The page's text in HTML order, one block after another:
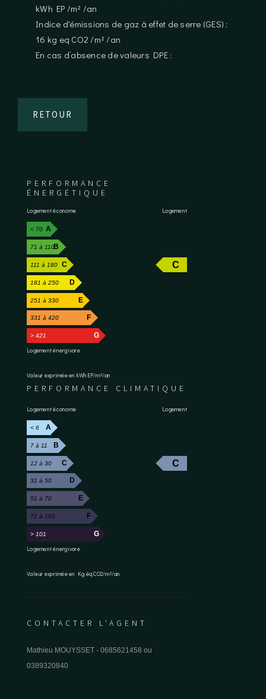
kWh EP /m² /an
Indice d'émissions de gaz à effet de serre (GES) :
16 kg eq CO2 /m² /an
En cas d’absence de valeurs DPE :
RETOUR
PERFORMANCE
ÉNERGÉTIQUE
Logement économe Logement
< 70 A
71 à 110B
111 à 180 C C
181 à 250 D
251 à 330 E
331 à 420 F
> 421 G
Logement énergivore
Valeur exprimée en kWhEP/m²/an
PERFORMANCE CLIMATIQUE
Logement économe Logement
< 6 A
7 à 11 B
12 à 30 C C
31 à 50 D
51 à 70 E
71 à 100 F
> 101 G
Logement énergivore
Valeur exprimée en Kg éq CO2/m²/an
CONTACTER L'AGENT
Mathieu MOUYSSET - 0685621458 ou
0389320840